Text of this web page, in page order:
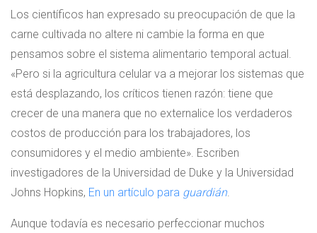
Los científicos han expresado su preocupación de que la
carne cultivada no altere ni cambie la forma en que
pensamos sobre el sistema alimentario temporal actual.
«Pero si la agricultura celular va a mejorar los sistemas que
está desplazando, los críticos tienen razón: tiene que
crecer de una manera que no externalice los verdaderos
costos de producción para los trabajadores, los
consumidores y el medio ambiente». Escriben
investigadores de la Universidad de Duke y la Universidad
Johns Hopkins, En un artículo para guardián.
Aunque todavía es necesario perfeccionar muchos